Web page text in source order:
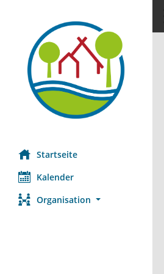
Startseite
Kalender
Organisation